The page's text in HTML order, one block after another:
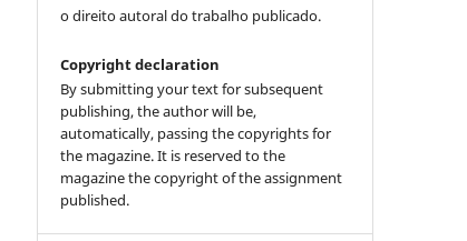
o direito autoral do trabalho publicado.
Copyright declaration
By submitting your text for subsequent
publishing, the author will be,
automatically, passing the copyrights for
the magazine. It is reserved to the
magazine the copyright of the assignment
published.